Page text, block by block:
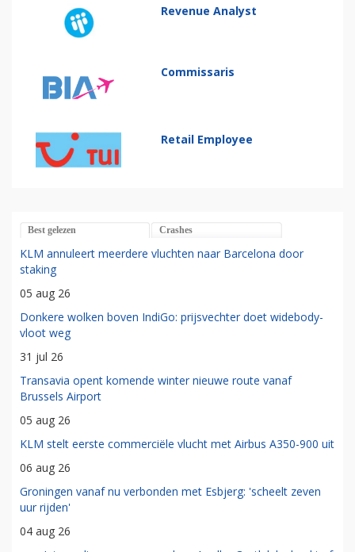
Revenue Analyst
Commissaris
Retail Employee
Best gelezen Crashes
KLM annuleert meerdere vluchten naar Barcelona door
staking
05 aug 26
Donkere wolken boven IndiGo: prijsvechter doet widebody-
vloot weg
31 jul 26
Transavia opent komende winter nieuwe route vanaf
Brussels Airport
05 aug 26
KLM stelt eerste commerciële vlucht met Airbus A350-900 uit
06 aug 26
Groningen vanaf nu verbonden met Esbjerg: 'scheelt zeven
uur rijden'
04 aug 26